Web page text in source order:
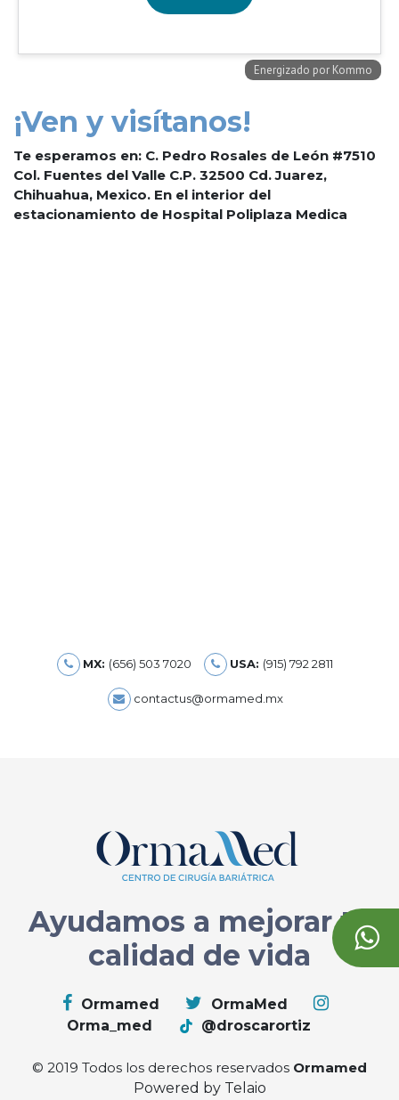
¡Ven y visítanos!
Te esperamos en: C. Pedro Rosales de León #7510
Col. Fuentes del Valle C.P. 32500 Cd. Juarez,
Chihuahua, Mexico. En el interior del
estacionamiento de Hospital Poliplaza Medica
MX: (656) 503 7020 USA: (915) 792 2811
contactus@ormamed.mx
Ayudamos a mejorar tu
calidad de vida
Ormamed
OrmaMed
Orma_med
@droscarortiz
© 2019 Todos los derechos reservados Ormamed
Powered by Telaio